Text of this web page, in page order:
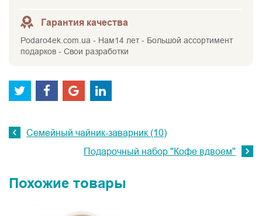
Гарантия качества
Podaro4ek.com.ua - Нам14 лет - Большой ассортимент
подарков - Свои разработки
Семейный чайник-заварник (10)
Подарочный набор "Кофе вдвоем"
Похожие товары